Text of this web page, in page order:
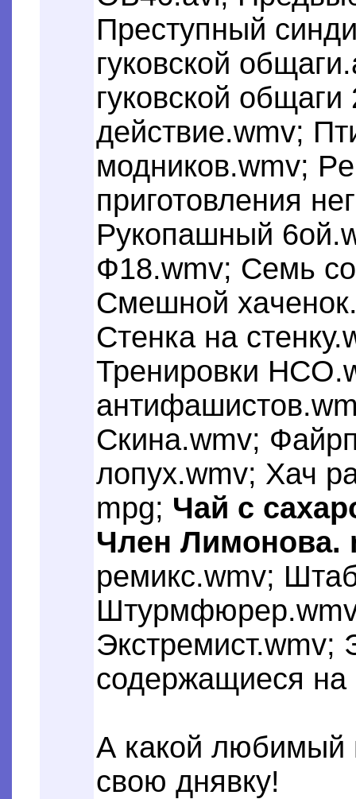
Преступный
гуковской
гуковской
действие.wmv;
модников.wmv;
приготовления
Рукопашный
Ф18.wmv; Семь
Смешной
Стенка на
Тренировки
Cкинa.wmv;
лопух.wmv; Хач
mpg; Чай с
Член Лимонова.
ремикc.wmv;
Экстремист.wmv;
содержащиеся на
А какой любимый
свою днявку!